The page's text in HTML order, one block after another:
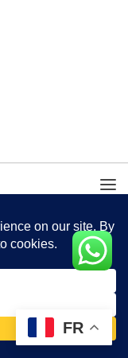
FR